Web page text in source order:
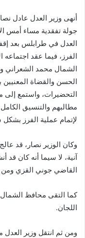
أنهى وزير العدل عادل
جولة تفقدية مساء أمس
العدل في طرابلس بعد
الفرز، فيما عقد اجتماعه
الشمال محمد الشعراني
الحسن والقضاة المعنيين
التحضيرات، واستمع إلى
مطالبهم والتنسيق الكامل
لإتمام عملية الفرز
وكان الوزير نصار، قد
آنية، لا سيما أنه كان قد
القاضي جوني القزي ومن
كما التقى محافظ الشمال
اللجان.
ومن ثم انتقل وزير العدل